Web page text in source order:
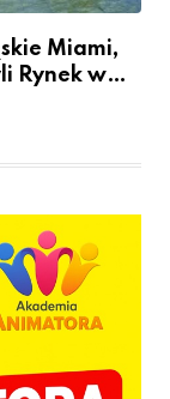
Miami,
Rynek w